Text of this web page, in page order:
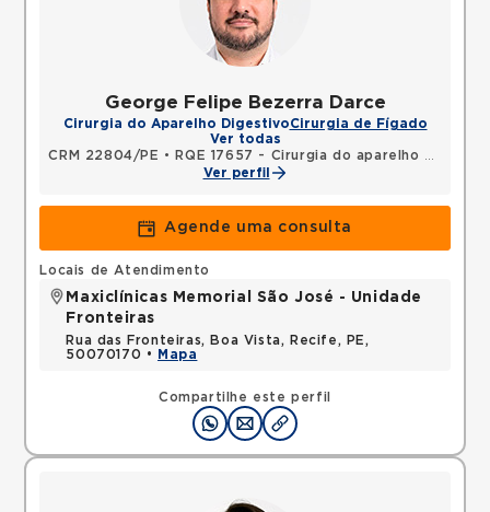
George Felipe Bezerra Darce
Cirurgia do Aparelho DigestivoCirurgia de Fígado
Ver todas
CRM 22804/PE •
RQE 17657 - Cirurgia do aparelho digestivo
Ver perfil
Agende uma consulta
Compartilhe este perfil
Locais de Atendimento
Maxiclínicas Memorial São José - Unidade
Fronteiras
Rua das Fronteiras, Boa Vista, Recife, PE,
50070170 •
Mapa